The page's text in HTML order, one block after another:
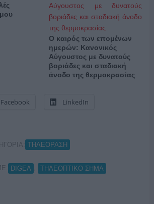
Ο καιρός των επομένων
ημερών: Κανονικός
Αύγουστος με δυνατούς
βοριάδες και σταδιακή
άνοδο της θερμοκρασίας
Facebook LinkedIn
ΤΗΛΕΟΡΑΣΗ
DIGEA ΤΗΛΕΟΠΤΙΚΟ ΣΗΜΑ